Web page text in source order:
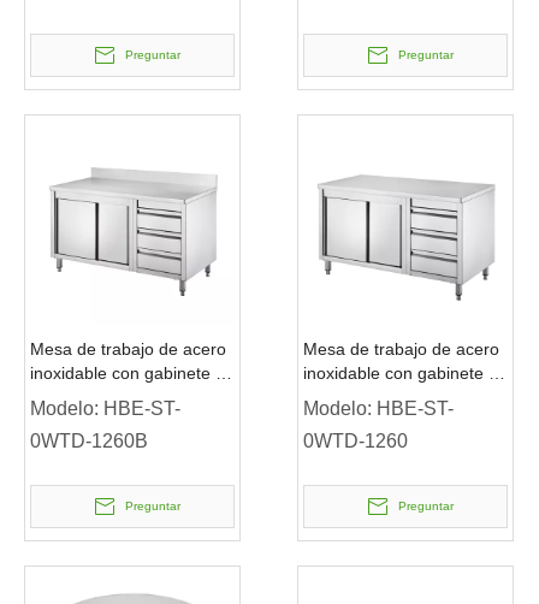
Preguntar Preguntar
Mesa de trabajo de acero
inoxidable con gabinete y
cajón con protector contra
salpicaduras
Modelo: HBE-ST-
0WTD-1260B
Preguntar
Mesa de trabajo de acero
inoxidable con gabinete y
cajón
Modelo: HBE-ST-
0WTD-1260
Preguntar